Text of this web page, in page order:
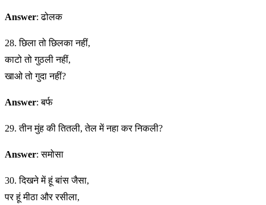
Answer: ढोलक
28. छिला तो छिलका नहीं,
काटो तो गुठली नहीं,
खाओ तो गुदा नहीं?
Answer: बर्फ
29. तीन मुंह की तितली, तेल में नहा कर निकली?
Answer: समोसा
30. दिखने में हूं बांस जैसा,
पर हूं मीठा और रसीला,